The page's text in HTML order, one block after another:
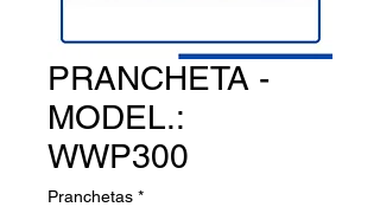
PRANCHETA -
MODEL.:
WWP300
Pranchetas *